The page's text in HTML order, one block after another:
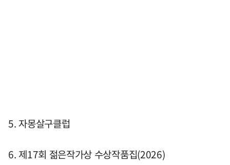
5. 자몽살구클럽
6. 제17회 젊은작가상 수상작품집(2026)